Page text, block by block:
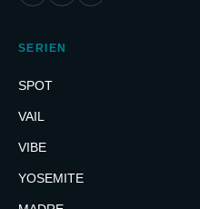
SERIEN
SPOT
VAIL
VIBE
YOSEMITE